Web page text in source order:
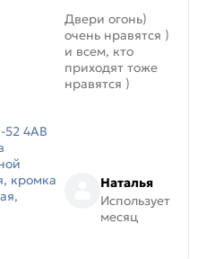
4AB
кромка
Двери огонь)
очень нравятся )
и всем, кто
приходят тоже
нравятся )
Наталья
Использует
месяц